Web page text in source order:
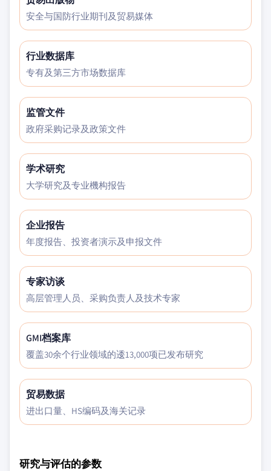
安全与国防行业期刊及贸易媒体
行业数据库
专有及第三方市场数据库
监管文件
政府采购记录及政策文件
学术研究
大学研究及专业機构报告
企业报告
年度报告、投资者演示及申报文件
专家访谈
高层管理人员、采购负责人及技术专家
GMI档案库
覆盖30余个行业领域的逶13,000项已发布研究
贸易数据
进出口量、HS编码及海关记录
研究与评估的参数